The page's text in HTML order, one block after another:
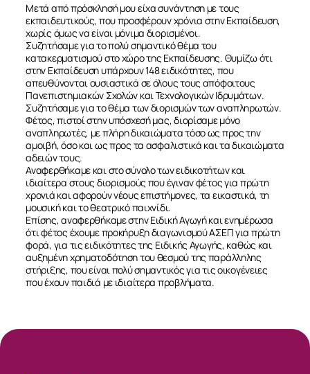
Μετά από πρόσκλησή μου είχα συνάντηση με τους
εκπαιδευτικούς, που προσφέρουν χρόνια στην Εκπαίδευση,
χωρίς όμως να είναι μόνιμα διορισμένοι.
Συζητήσαμε για το πολύ σημαντικό θέμα του
κατακερματισμού στο χώρο της Εκπαίδευσης. Θυμίζω ότι
στην Εκπαίδευση υπάρχουν 148 ειδικότητες, που
απευθύνονται ουσιαστικά σε όλους τους απόφοιτους
Πανεπιστημιακών Σχολών και Τεχνολογικών Ιδρυμάτων.
Συζητήσαμε για το θέμα των διορισμών των αναπληρωτών.
Φέτος, πιστοί στην υπόσχεσή μας, διορίσαμε μόνο
αναπληρωτές, με πλήρη δικαιώματα τόσο ως προς την
αμοιβή, όσο και ως προς τα ασφαλιστικά και τα δικαιώματα
αδειών τους.
Αναφερθήκαμε και στο σύνολο των ειδικοτήτων και
ιδιαίτερα στους διορισμούς που έγιναν φέτος για πρώτη
χρονιά και αφορούν νέους επιστήμονες, τα εικαστικά, τη
μουσική και το θεατρικό παιχνίδι.
Επίσης, αναφερθήκαμε στην Ειδική Αγωγή και ενημέρωσα
ότι φέτος έχουμε προκήρυξη διαγωνισμού ΑΣΕΠ για πρώτη
φορά, για τις ειδικότητες της Ειδικής Αγωγής, καθώς και
αυξημένη χρηματοδότηση του θεσμού της παράλληλης
στήριξης, που είναι πολύ σημαντικός για τις οικογένειες
που έχουν παιδιά με ιδιαίτερα προβλήματα.